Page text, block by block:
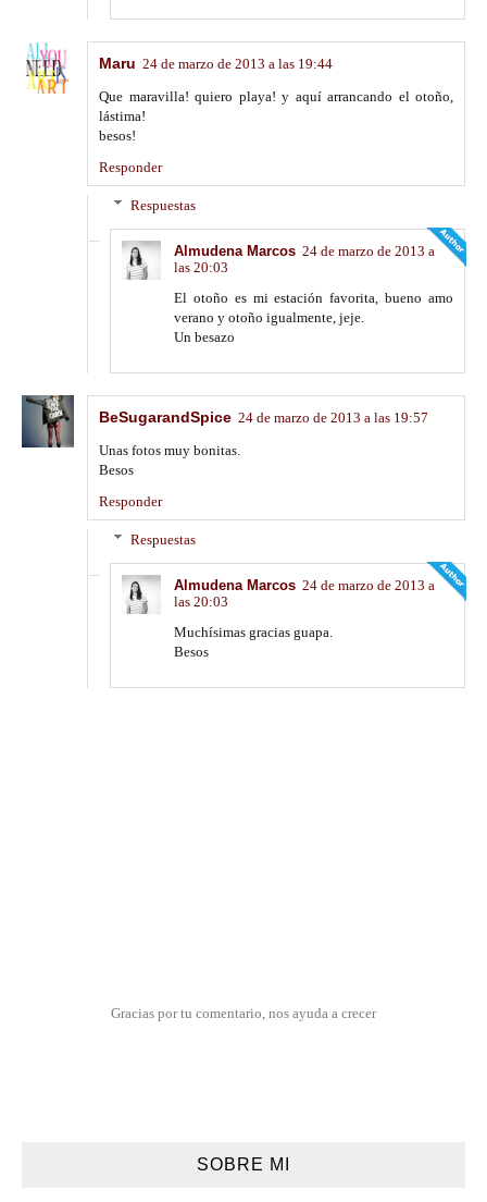
Maru 24 de marzo de 2013 a las 19:44
Que maravilla! quiero playa! y aquí arrancando el otoño,
lástima!
besos!
Responder
Respuestas
Almudena Marcos 24 de marzo de 2013 a
las 20:03
El otoño es mi estación favorita, bueno amo
verano y otoño igualmente, jeje.
Un besazo
BeSugarandSpice 24 de marzo de 2013 a las 19:57
Unas fotos muy bonitas.
Besos
Responder
Respuestas
Almudena Marcos 24 de marzo de 2013 a
las 20:03
Muchísimas gracias guapa.
Besos
Gracias por tu comentario, nos ayuda a crecer
SOBRE MI